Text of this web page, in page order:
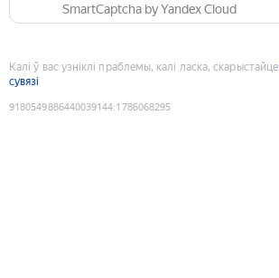
SmartCaptcha by Yandex Cloud
Калі ў вас узніклі праблемы, калі ласка, скарыстайце
сувязі
9180549886440039144:1786068295